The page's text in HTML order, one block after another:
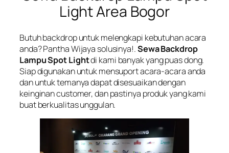
Light Area Bogor
Butuh backdrop untuk melengkapi kebutuhan acara
anda? Pantha Wijaya solusinya!.Sewa Backdrop
Lampu Spot Lightdi kami banyak yang puas dong.
Siap digunakan untuk mensuport acara-acara anda
dan untuk temanya dapat disesuaikan dengan
keinginan customer, dan pastinya produk yang kami
buat berkualitas unggulan.